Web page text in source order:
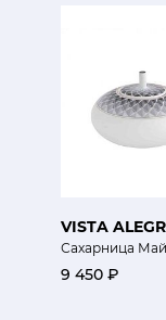
VISTA
Сахарница
9 450 ₽